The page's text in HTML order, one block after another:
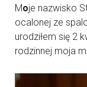
Moje nazwisko
ocalonej ze
urodziłem się 2
rodzinnej moja